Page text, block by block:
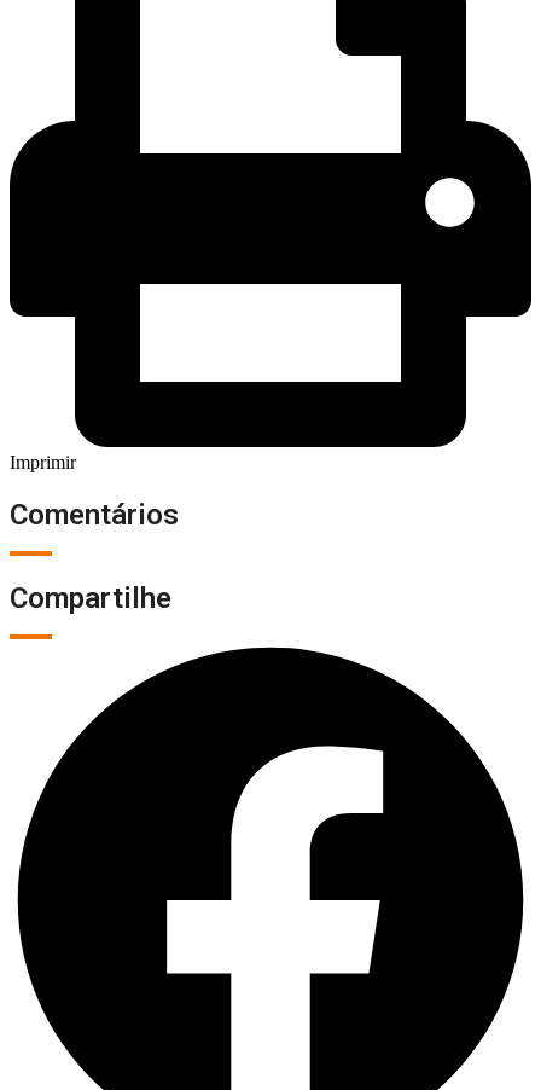
Imprimir
Comentários
Compartilhe